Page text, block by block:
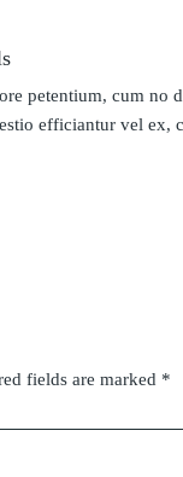
petentium, cum no
efficiantur vel ex,
fields are marked *